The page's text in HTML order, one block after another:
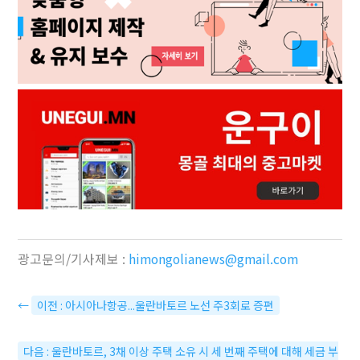
광고문의/기사제보 : himongolianews@gmail.com
← 이전 : 아시아나항공...울란바토르 노선 주3회로 증편
다음 : 울란바토르, 3채 이상 주택 소유 시 세 번째 주택에 대해 세금 부